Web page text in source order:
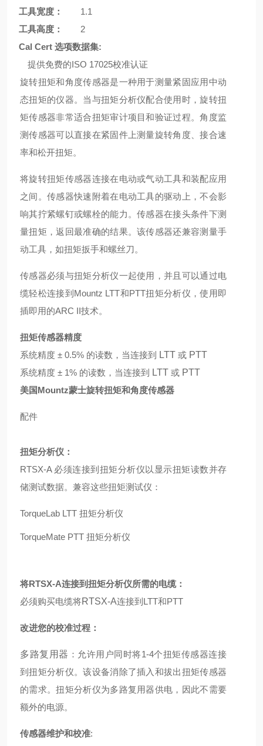
工具宽度：
1.1
工具高度：
2
Cal Cert 选项数据集:
提供免费的ISO 17025校准认证
旋转扭矩和角度传感器是一种用于测量紧固应用中动
态扭矩的仪器。当与扭矩分析仪配合使用时，旋转扭
矩传感器非常适合扭矩审计项目和验证过程。角度监
测传感器可以直接在紧固件上测量旋转角度、接合速
率和松开扭矩。
将旋转扭矩传感器连接在电动或气动工具和装配应用
之间。传感器快速附着在电动工具的驱动上，不会影
响其拧紧螺钉或螺栓的能力。传感器在接头条件下测
量扭矩，返回最准确的结果。该传感器还兼容测量手
动工具，如扭矩扳手和螺丝刀。
传感器必须与扭矩分析仪一起使用，并且可以通过电
缆轻松连接到Mountz LTT和PTT扭矩分析仪，使用即
插即用的ARC II技术。
扭矩传感器精度
系统精度 ± 0.5% 的读数，当连接到
LTT 或 PTT
系统精度 ± 1% 的读数，当连接到
LTT 或 PTT
美国Mountz蒙士旋转扭矩和角度传感器
配件
扭矩分析仪：
RTSX-A 必须连接到扭矩分析仪以显示扭矩读数并存
储测试数据。兼容这些扭矩测试仪：
TorqueLab LTT 扭矩分析仪
TorqueMate PTT 扭矩分析仪
将RTSX-A连接到扭矩分析仪所需的电缆：
必须购买电缆将RTSX-A连接到LTT和PTT
改进您的校准过程：
多路复用器 ：允许用户同时将1-4个扭矩传感器连接
到扭矩分析仪。该设备消除了插入和拔出扭矩传感器
的需求。扭矩分析仪为多路复用器供电，因此不需要
额外的电源。
传感器维护和校准: